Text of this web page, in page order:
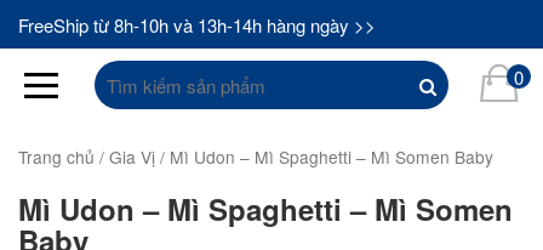
FreeShip từ 8h-10h và 13h-14h hàng ngày >>
Tìm
kiếm:
0
Trang chủ / Gia Vị / Mì Udon – Mì Spaghetti – Mì Somen Baby
Mì Udon – Mì Spaghetti – Mì Somen
Baby